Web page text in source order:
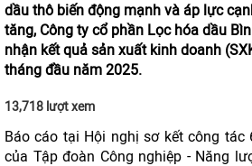
dầu thô biến động mạnh và áp lực
tăng, Công ty cổ phần Lọc hóa dầu
nhận kết quả sản xuất kinh doanh
tháng đầu năm 2025.
13,718 lượt xem
Báo cáo tại Hội nghị sơ kết công tác
của Tập đoàn Công nghiệp - Năng